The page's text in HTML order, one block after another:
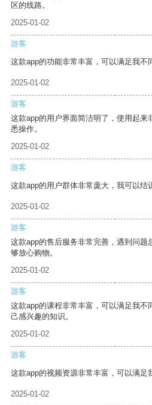
区的线路。
2025-01-02
游客
这款app的功能非常丰富，可以满足我不
2025-01-02
游客
这款app的用户界面简洁明了，使用起来
悉操作。
2025-01-02
游客
这款app的用户群体非常庞大，我可以结
2025-01-02
游客
这款app的售后服务非常完善，遇到问题
够放心购物。
2025-01-02
游客
这款app的课程非常丰富，可以满足我不
己感兴趣的知识。
2025-01-02
游客
这款app的视频资源非常丰富，可以满足
2025-01-02